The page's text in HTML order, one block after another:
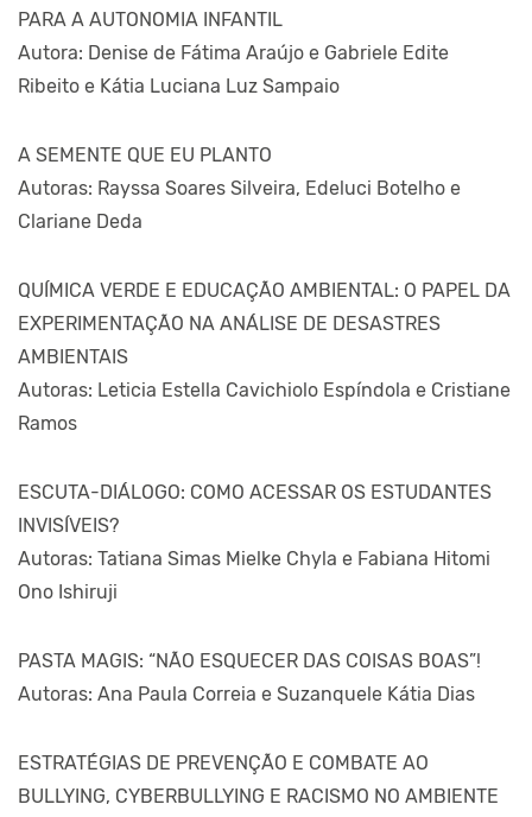
PARA A AUTONOMIA INFANTIL
Autora: Denise de Fátima Araújo e Gabriele Edite
Ribeito e Kátia Luciana Luz Sampaio
A SEMENTE QUE EU PLANTO
Autoras: Rayssa Soares Silveira, Edeluci Botelho e
Clariane Deda
QUÍMICA VERDE E EDUCAÇÃO AMBIENTAL: O PAPEL DA
EXPERIMENTAÇÃO NA ANÁLISE DE DESASTRES
AMBIENTAIS
Autoras: Leticia Estella Cavichiolo Espíndola e Cristiane
Ramos
ESCUTA-DIÁLOGO: COMO ACESSAR OS ESTUDANTES
INVISÍVEIS?
Autoras: Tatiana Simas Mielke Chyla e Fabiana Hitomi
Ono Ishiruji
PASTA MAGIS: “NÃO ESQUECER DAS COISAS BOAS”!
Autoras: Ana Paula Correia e Suzanquele Kátia Dias
ESTRATÉGIAS DE PREVENÇÃO E COMBATE AO
BULLYING, CYBERBULLYING E RACISMO NO AMBIENTE